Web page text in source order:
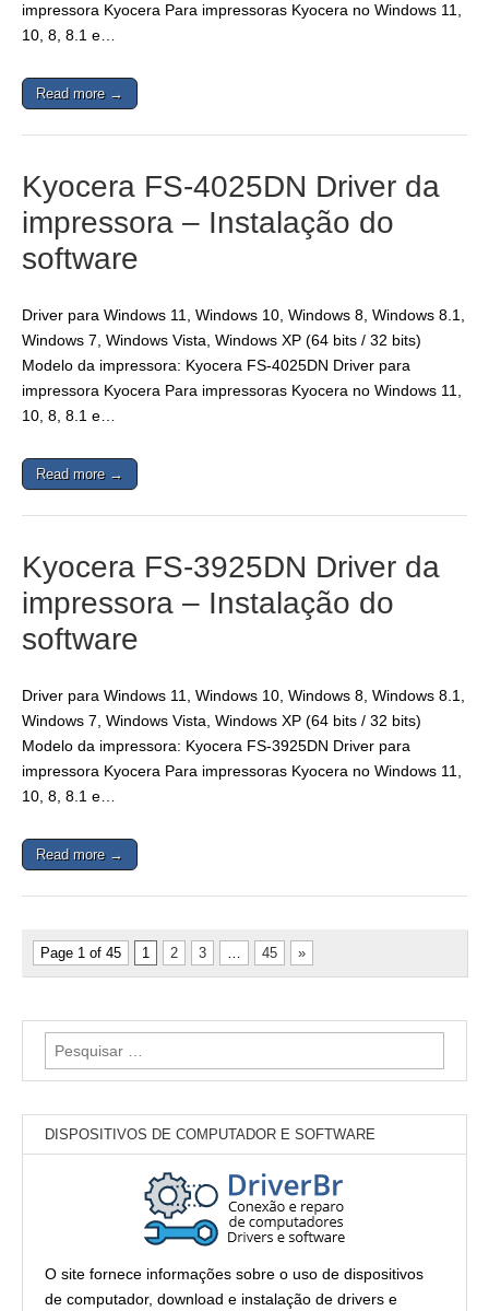
impressora Kyocera Para impressoras Kyocera no Windows 11,
10, 8, 8.1 e…
Read more →
Kyocera FS-4025DN Driver da
impressora – Instalação do
software
Driver para Windows 11, Windows 10, Windows 8, Windows 8.1,
Windows 7, Windows Vista, Windows XP (64 bits / 32 bits)
Modelo da impressora: Kyocera FS-4025DN Driver para
impressora Kyocera Para impressoras Kyocera no Windows 11,
10, 8, 8.1 e…
Read more →
Kyocera FS-3925DN Driver da
impressora – Instalação do
software
Driver para Windows 11, Windows 10, Windows 8, Windows 8.1,
Windows 7, Windows Vista, Windows XP (64 bits / 32 bits)
Modelo da impressora: Kyocera FS-3925DN Driver para
impressora Kyocera Para impressoras Kyocera no Windows 11,
10, 8, 8.1 e…
Read more →
Page 1 of 45 1 2 3 … 45 »
Pesquisar
por:
DISPOSITIVOS DE COMPUTADOR E SOFTWARE
O site fornece informações sobre o uso de dispositivos
de computador, download e instalação de drivers e